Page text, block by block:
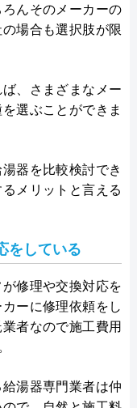
んそのメーカーの
場合も選択肢が限
、さまざまなメー
選ぶことができま
器を比較検討でき
メリットと言える
をしている
修理や交換対応を
ーに修理依頼をし
者なので施工費用
湯器専門業者は仲